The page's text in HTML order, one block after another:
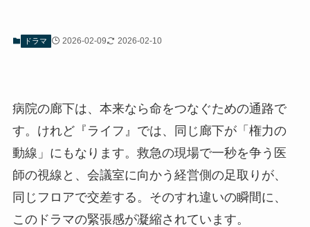
ドラマ 2026-02-09 2026-02-10
病院の廊下は、本来なら命をつなぐための通路で
す。けれど『ライフ』では、同じ廊下が「権力の
動線」にもなります。救急の現場で一秒を争う医
師の視線と、会議室に向かう経営側の足取りが、
同じフロアで交差する。そのすれ違いの瞬間に、
このドラマの緊張感が凝縮されています。